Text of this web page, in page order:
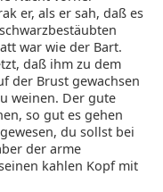
er, als er sah, daß es
war wie der Bart.
daß ihm zu dem
der Brust gewachsen
weinen. Der gute
so gut es gehen
du sollst bei
der arme
kahlen Kopf mit